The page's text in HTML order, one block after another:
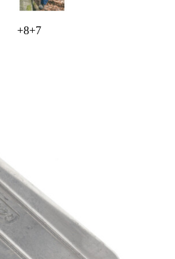
+8+7